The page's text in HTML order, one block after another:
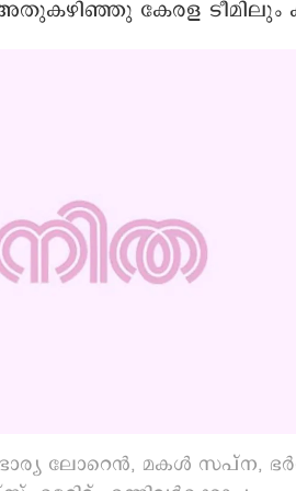
കേരള ടീമിലും
ലോറെൻ, മകൾ സപ്ന,